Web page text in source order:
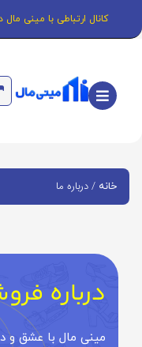
کانال ارتباطی با مینی مال در
خانه / درباره ما
درباره
مینی‌ مال با عشق و